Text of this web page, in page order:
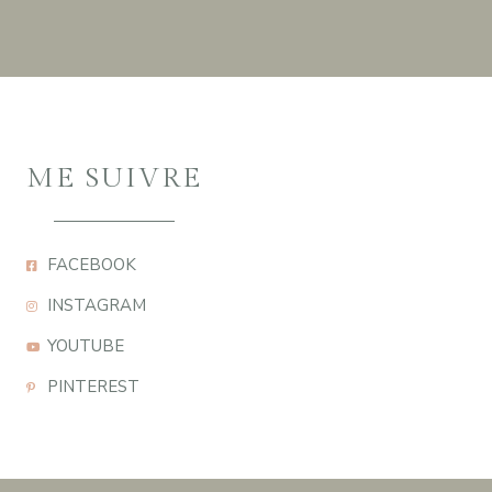
ME SUIVRE
FACEBOOK
INSTAGRAM
YOUTUBE
PINTEREST